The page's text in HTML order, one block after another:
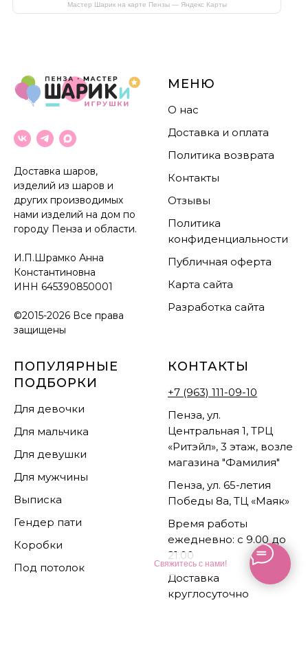
Свяжитесь с нами!
Мастер Шарик на карте Пензы — Яндекс Карты
Доставка шаров,
изделий из шаров и
других производимых
нами изделий на дом по
городу Пенза и области.
И.П.Шрамко Анна
Константиновна
ИНН 645390850001
©2015-2026 Все права
защищены
МЕНЮ
О нас
Доставка и оплата
Политика возврата
Контакты
Отзывы
Политика
конфиденциальности
Публичная оферта
Карта сайта
Разработка сайта
ПОПУЛЯРНЫЕ
ПОДБОРКИ
Для девочки
Для мальчика
Для девушки
Для мужчины
Выписка
Гендер пати
Коробки
Под потолок
КОНТАКТЫ
+7 (963) 111-09-10
Пенза, ул.
Центральная 1, ТРЦ
«Ритэйл», 3 этаж, возле
магазина "Фамилия"
Пенза, ул. 65-летия
Победы 8а, ТЦ «Маяк»
Время работы
ежедневно: с 9.00 до
21.00
Доставка
круглосуточно